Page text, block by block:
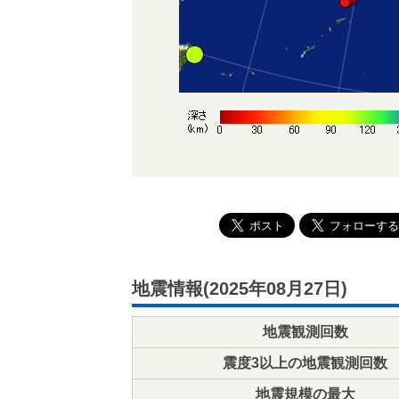
地震情報(2025年08月27日)
地震観測回数
震度3以上の地震観測回数
地震規模の最大